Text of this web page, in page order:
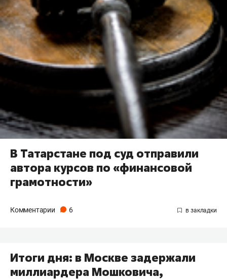
В Татарстане под суд отправили
автора курсов по «финансовой
грамотности»
Комментарии 6
Итоги дня: в Москве задержали
миллиардера Мошковича,